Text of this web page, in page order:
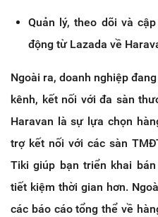
Quản lý, theo dõi và
động từ Lazada về
Ngoài ra, doanh nghiệp
kênh, kết nối với đa sàn
Haravan là sự lựa chọn
trợ kết nối với các sàn
Tiki giúp bạn triển khai
tiết kiệm thời gian hơn.
các báo cáo tổng thể về